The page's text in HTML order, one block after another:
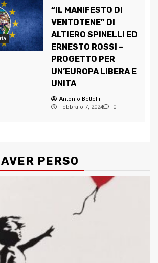
“IL MANIFESTO DI
VENTOTENE” DI
ALTIERO SPINELLI ED
ERNESTO ROSSI –
PROGETTO PER
UN’EUROPA LIBERA E
UNITA
Antonio Bettelli
Febbraio 7, 2024
0
PERSO